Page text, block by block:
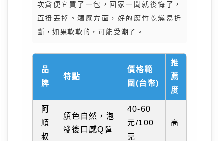
次貪便宜買了一包，回家一聞就後悔了，
直接丟掉。觸感方面，好的腐竹乾燥易折
斷，如果軟軟的，可能受潮了。
品
牌
特點
價格範
圍(台幣)
推
薦
度
阿
順
叔
顏色自然，泡
發後口感Q彈
40-60
元/100
克
高